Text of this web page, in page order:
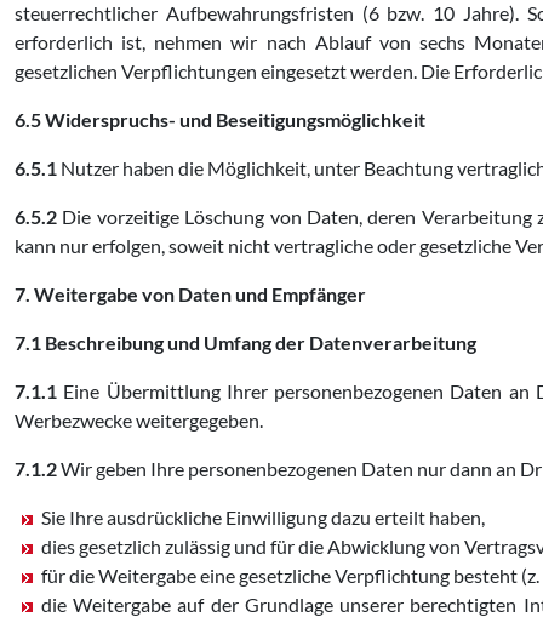
steuerrechtlicher Aufbewahrungsfristen (6 bzw. 10 Jahre).
erforderlich ist, nehmen wir nach Ablauf von sechs
gesetzlichen Verpflichtungen eingesetzt werden. Die
6.5 Widerspruchs- und Beseitigungsmöglichkeit
6.5.1 Nutzer haben die Möglichkeit, unter Beachtung
6.5.2 Die vorzeitige Löschung von Daten, deren
kann nur erfolgen, soweit nicht vertragliche oder gesetzliche
7. Weitergabe von Daten und Empfänger
7.1 Beschreibung und Umfang der Datenverarbeitung
7.1.1 Eine Übermittlung Ihrer personenbezogenen Daten
Werbezwecke weitergegeben.
7.1.2Wir geben Ihre personenbezogenen Daten nur dann an
Sie Ihre ausdrückliche Einwilligung dazu erteilt haben,
dies gesetzlich zulässig und für die Abwicklung von
für die Weitergabe eine gesetzliche Verpflichtung besteht
die Weitergabe auf der Grundlage unserer berechtigten